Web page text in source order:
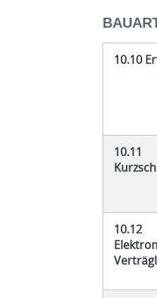
10.10
10.11
10.12